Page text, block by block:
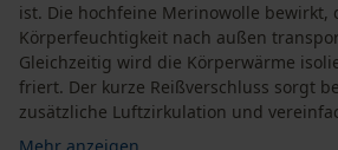
ist. Die hochfeine Merinowolle bewirkt,
Körperfeuchtigkeit nach außen
Gleichzeitig wird die Körperwärme
friert. Der kurze Reißverschluss sorgt
zusätzliche Luftzirkulation und